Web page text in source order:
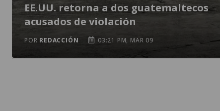
EE.UU. retorna a dos guatemaltecos
acusados de violación
POR REDACCIÓN 03:21 PM, MAR 09